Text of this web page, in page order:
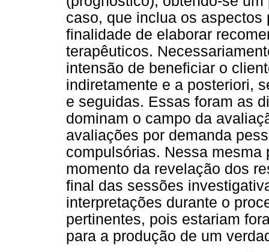
caso, que inclua os
finalidade de elaborar
terapêuticos.
intensão de beneficiar o
indiretamente e a posteriori,
e seguidas. Essas foram as
dominam o campo da
avaliações por demanda
compulsórias. Nessa
momento da revelação dos
final das sessões
interpretações durante o
pertinentes, pois estariam
para a produção de um